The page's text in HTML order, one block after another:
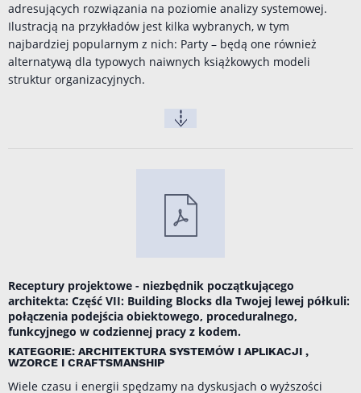
adresujących rozwiązania na poziomie analizy systemowej.
Ilustracją na przykładów jest kilka wybranych, w tym
najbardziej popularnym z nich: Party – będą one również
alternatywą dla typowych naiwnych książkowych modeli
struktur organizacyjnych.
Receptury projektowe - niezbędnik początkującego
architekta: Część VII: Building Blocks dla Twojej lewej półkuli:
połączenia podejścia obiektowego, proceduralnego,
funkcyjnego w codziennej pracy z kodem.
KATEGORIE: ARCHITEKTURA SYSTEMÓW I APLIKACJI ,
WZORCE I CRAFTSMANSHIP
Wiele czasu i energii spędzamy na dyskusjach o wyższości